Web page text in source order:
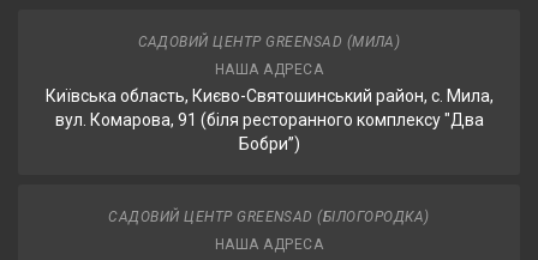
САДОВИЙ ЦЕНТР GREENSAD (МИЛА)
НАША АДРЕСА
Київська область, Києво-Святошинський район, с. Мила,
вул. Комарова, 91 (біля ресторанного комплексу "Два
Бобри”)
САДОВИЙ ЦЕНТР GREENSAD (БІЛОГОРОДКА)
НАША АДРЕСА